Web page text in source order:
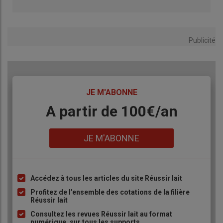
Maurs souffle cette année ses dix bougies. Avec le concours de
Jean-Claude Bousson, qui assure une partie de la
communication, elle propose quatre à six concerts de musique
classique dans des lieux patrimoniaux du sud Cantal, dont
Publicité
JE M'ABONNE
BodyA partir de 100€/an
JE M'ABONNE
Liste
à
puce
Accédez à tous les articles du site Réussir lait
Profitez de l’ensemble des cotations de la filière
Réussir lait
Consultez les revues Réussir lait au format